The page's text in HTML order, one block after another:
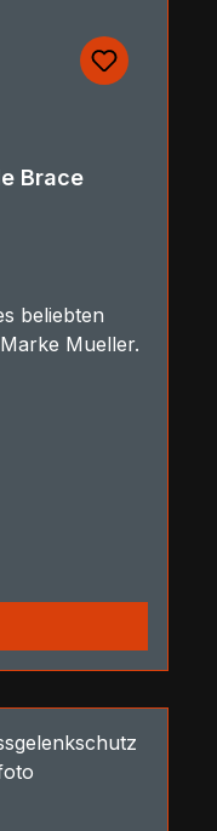
Brace
beliebten
Mueller.